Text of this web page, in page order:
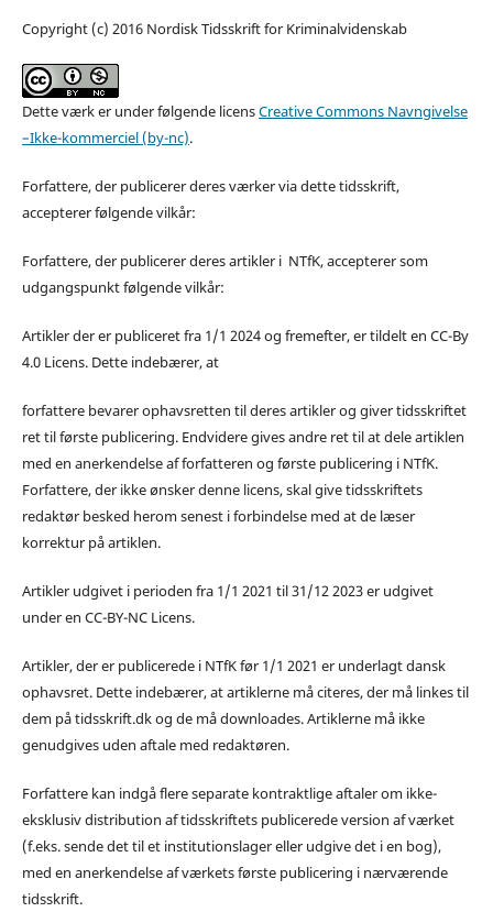
Copyright (c) 2016 Nordisk Tidsskrift for Kriminalvidenskab
Dette værk er under følgende licensCreative Commons Navngivelse
–Ikke-kommerciel (by-nc).
Forfattere, der publicerer deres værker via dette tidsskrift,
accepterer følgende vilkår:
Forfattere, der publicerer deres artikler i NTfK, accepterer som
udgangspunkt følgende vilkår:
Artikler der er publiceret fra 1/1 2024 og fremefter, er tildelt en CC-By
4.0 Licens. Dette indebærer, at
forfattere bevarer ophavsretten til deres artikler og giver tidsskriftet
ret til første publicering. Endvidere gives andre ret til at dele artiklen
med en anerkendelse af forfatteren og første publicering i NTfK.
Forfattere, der ikke ønsker denne licens, skal give tidsskriftets
redaktør besked herom senest i forbindelse med at de læser
korrektur på artiklen.
Artikler udgivet i perioden fra 1/1 2021 til 31/12 2023 er udgivet
under en CC-BY-NC Licens.
Artikler, der er publicerede i NTfK før 1/1 2021 er underlagt dansk
ophavsret. Dette indebærer, at artiklerne må citeres, der må linkes til
dem på tidsskrift.dk og de må downloades. Artiklerne må ikke
genudgives uden aftale med redaktøren.
Forfattere kan indgå flere separate kontraktlige aftaler om ikke-
eksklusiv distribution af tidsskriftets publicerede version af værket
(f.eks. sende det til et institutionslager eller udgive det i en bog),
med en anerkendelse af værkets første publicering i nærværende
tidsskrift.